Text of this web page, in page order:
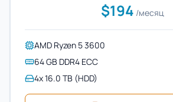
$194 /месяц
AMD Ryzen 5 3600
64 GB DDR4 ECC
4x 16.0 TB (HDD)